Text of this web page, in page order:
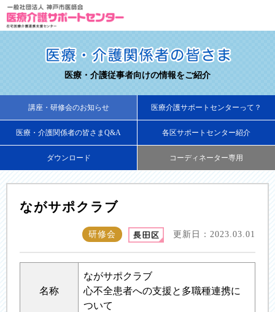
医療・介護従事者向けの情報をご紹介
講座・研修会のお知らせ 医療介護サポートセンターって？
医療・介護関係者の皆さまQ&A 各区サポートセンター紹介
ダウンロード コーディネーター専用
ながサポクラブ
研修会 更新日：2023.03.01
名称
ながサポクラブ
心不全患者への支援と多職種連携に
ついて